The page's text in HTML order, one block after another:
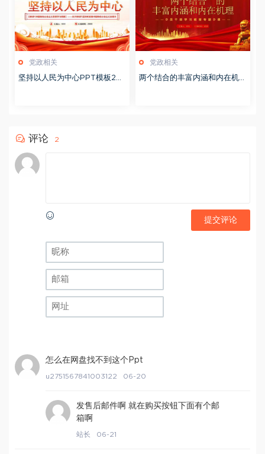
党政相关
坚持以人民为中心PPT模板20
党政相关
两个结合的丰富内涵和内在机理
评论 2
提交评论
怎么在网盘找不到这个Ppt
u2751567841003122 06-20
发售后邮件啊 就在购买按钮下面有个邮
箱啊
站长 06-21